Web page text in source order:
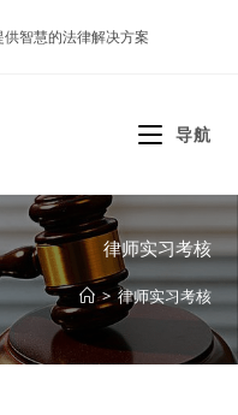
智慧的法律解决方案
导航
律师实习考核
> 律师实习考核